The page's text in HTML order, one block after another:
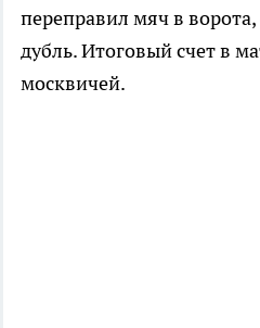
переправил мяч в
дубль. Итоговый счет в
москвичей.